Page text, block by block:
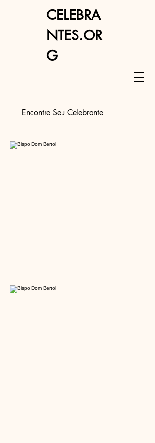
Encontre Seu Celebrante
CELEBRA
NTES.OR
G